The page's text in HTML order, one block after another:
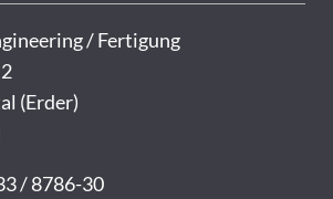
/ Fertigung
(Erder)
/ 8786-30